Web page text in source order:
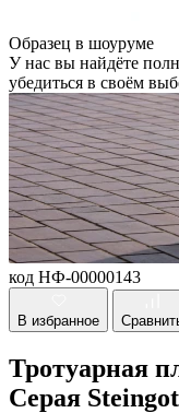
Образец в шоуруме
У нас вы найдёте
убедиться в своём
код НФ-00000143
В избранное
Тротуарная
Серая